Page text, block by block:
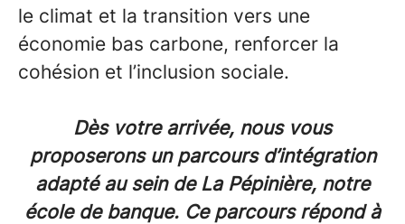
le climat et la transition vers une
économie bas carbone, renforcer la
cohésion et l’inclusion sociale.
Dès votre arrivée, nous vous
proposerons un parcours d’intégration
adapté au sein de La Pépinière, notre
école de banque. Ce parcours répond à